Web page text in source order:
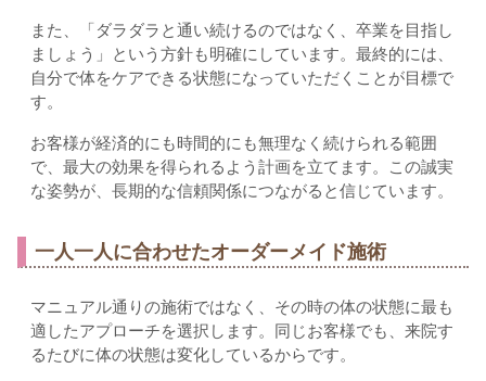
また、「ダラダラと通い続けるのではなく、卒業を目指し
ましょう」という方針も明確にしています。最終的には、
自分で体をケアできる状態になっていただくことが目標で
す。
お客様が経済的にも時間的にも無理なく続けられる範囲
で、最大の効果を得られるよう計画を立てます。この誠実
な姿勢が、長期的な信頼関係につながると信じています。
一人一人に合わせたオーダーメイド施術
マニュアル通りの施術ではなく、その時の体の状態に最も
適したアプローチを選択します。同じお客様でも、来院す
るたびに体の状態は変化しているからです。